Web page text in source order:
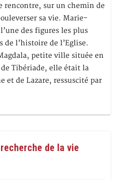
rencontre, sur un chemin de
sa vie. Marie-
des figures les plus
de l’histoire de l’Eglise.
petite ville située en
Tibériade, elle était la
et de Lazare, ressuscité par
de la vie